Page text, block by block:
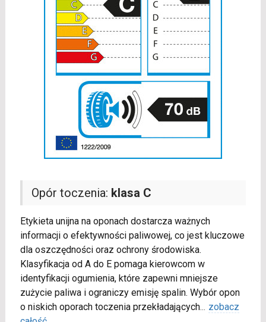
Opór toczenia: klasa C
Etykieta unijna na oponach dostarcza ważnych
informacji o efektywności paliwowej, co jest kluczowe
dla oszczędności oraz ochrony środowiska.
Klasyfikacja od A do E pomaga kierowcom w
identyfikacji ogumienia, które zapewni mniejsze
zużycie paliwa i ograniczy emisję spalin. Wybór opon
o niskich oporach toczenia przekładających... zobacz